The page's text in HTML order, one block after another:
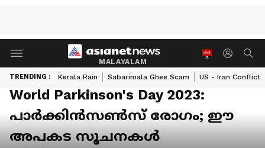
MALAYALAM
TRENDING : Kerala Rain Sabarimala Ghee Scam US - Iran Conflict
World Parkinson's Day 2023:
പാര്‍ക്കിന്‍സണ്‍സ് രോഗം; ഈ
അപകട സൂചനകള്‍